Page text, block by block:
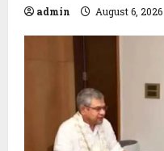
admin August 6, 2026